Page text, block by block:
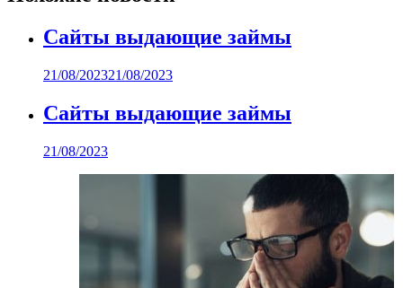
Сайты выдающие займы
21/08/202321/08/2023
Сайты выдающие займы
21/08/2023